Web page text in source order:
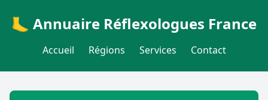
🦶 Annuaire Réflexologues France
Accueil Régions Services Contact